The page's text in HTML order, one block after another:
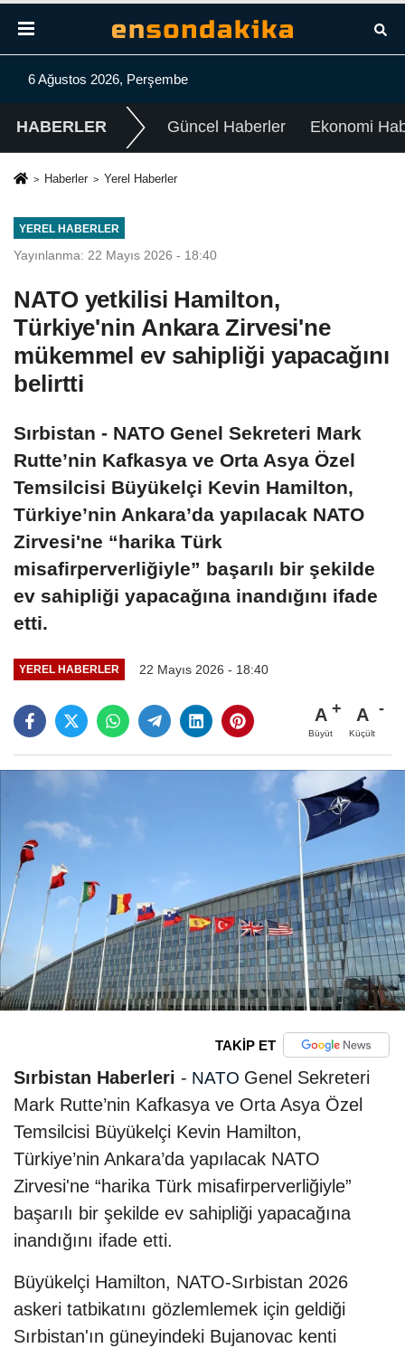
6 Ağustos 2026, Perşembe
HABERLER Güncel Haberler Ekonomi
Haberler Yerel Haberler
YEREL HABERLER
Yayınlanma: 22 Mayıs 2026 - 18:40
NATO yetkilisi Hamilton,
Türkiye'nin Ankara Zirvesi'ne
mükemmel ev sahipliği yapacağını
belirtti
Sırbistan - NATO Genel Sekreteri Mark
Rutte’nin Kafkasya ve Orta Asya Özel
Temsilcisi Büyükelçi Kevin Hamilton,
Türkiye’nin Ankara’da yapılacak NATO
Zirvesi'ne “harika Türk
misafirperverliğiyle” başarılı bir şekilde
ev sahipliği yapacağına inandığını ifade
etti.
YEREL HABERLER 22 Mayıs 2026 - 18:40
A
Büyüt
A
Küçült
TAKİP ET
Sırbistan Haberleri - NATO Genel Sekreteri
Mark Rutte’nin Kafkasya ve Orta Asya Özel
Temsilcisi Büyükelçi Kevin Hamilton,
Türkiye’nin Ankara’da yapılacak NATO
Zirvesi'ne “harika Türk misafirperverliğiyle”
başarılı bir şekilde ev sahipliği yapacağına
inandığını ifade etti.
Büyükelçi Hamilton, NATO-Sırbistan 2026
askeri tatbikatını gözlemlemek için geldiği
Sırbistan'ın güneyindeki Bujanovac kenti